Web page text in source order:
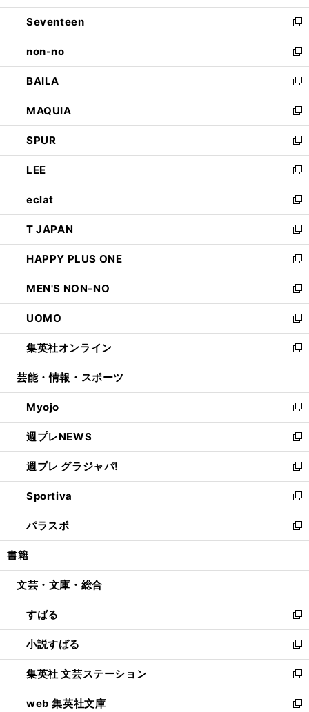
開
く
ウ
で
開
く
ン
ド
ウ
で
開
く
Seventeen
新
し
い
ウ
ィ
ン
ド
ウ
で
開
く
non-no
新
し
い
ウ
ィ
ン
ド
ウ
で
開
く
BAILA
新
し
い
ウ
ィ
ン
ド
ウ
で
開
く
MAQUIA
新
し
い
ウ
ィ
ン
ド
ウ
で
開
く
SPUR
新
し
い
ウ
ィ
ン
ド
ウ
で
開
く
LEE
新
し
い
ウ
ィ
ン
ド
ウ
で
開
く
eclat
新
し
い
ウ
ィ
ン
ド
ウ
で
開
く
T JAPAN
新
し
い
ウ
ィ
ン
ド
ウ
で
開
HAPPY PLUS ONE
新
し
い
ウ
ィ
ン
ド
ウ
開
く
MEN'S NON-NO
新
し
い
ウ
ィ
ン
ウ
で
開
く
UOMO
新
し
い
ウ
ン
ド
ウ
で
開
く
集英社オンライン
新
し
ウ
ィ
ン
ド
ウ
で
開
く
芸能・情報・スポーツ
Myojo
新
し
い
ウ
ィ
ン
ド
ウ
で
開
週プレNEWS
新
し
い
ウ
ィ
ン
ド
ウ
開
週プレ グラジャパ!
新
し
い
ウ
ィ
ン
ウ
開
く
Sportiva
新
し
い
ウ
ン
ウ
で
開
く
パラスポ
新
し
ウ
ン
ド
ウ
で
開
く
書籍
文芸・文庫・総合
すばる
新
し
い
ウ
ィ
ン
ド
小説すばる
新
し
い
ウ
ィ
集英社 文芸ステーション
新
し
い
web 集英社文庫
新